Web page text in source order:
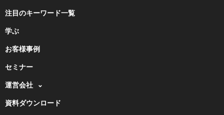
注目のキーワード一覧
学ぶ
お客様事例
セミナー
運営会社
資料ダウンロード